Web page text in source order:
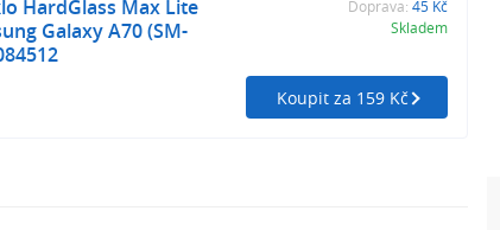
HardGlass Max Lite
Galaxy A70 (SM-
Doprava: 45 Kč
Skladem
Koupit za 159 Kč